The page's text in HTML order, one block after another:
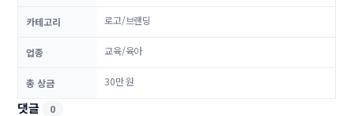
카테고리 로고/브랜딩
업종 교육/육아
총 상금 30만 원
댓글 0